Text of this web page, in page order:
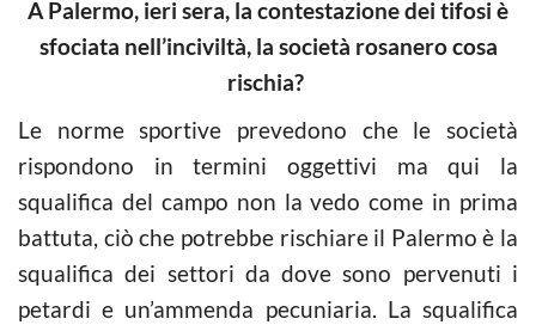
A Palermo, ieri sera, la contestazione dei tifosi è
sfociata nell’inciviltà, la società rosanero cosa
rischia?
Le norme sportive prevedono che le società
rispondono in termini oggettivi ma qui la
squalifica del campo non la vedo come in prima
battuta, ciò che potrebbe rischiare il Palermo è la
squalifica dei settori da dove sono pervenuti i
petardi e un’ammenda pecuniaria. La squalifica